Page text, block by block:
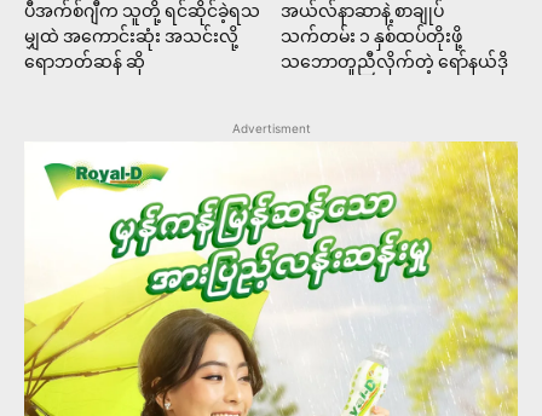
ပီအက်စ်ဂျီက သူတို့ ရင်ဆိုင်ခဲ့ရသ
မျှထဲ အကောင်းဆုံး အသင်းလို့
ရောဘတ်ဆန် ဆို
အယ်လ်နာဆာနဲ့ စာချုပ်
သက်တမ်း ၁ နှစ်ထပ်တိုးဖို့
သဘောတူညီလိုက်တဲ့ ရော်နယ်ဒို
Advertisment